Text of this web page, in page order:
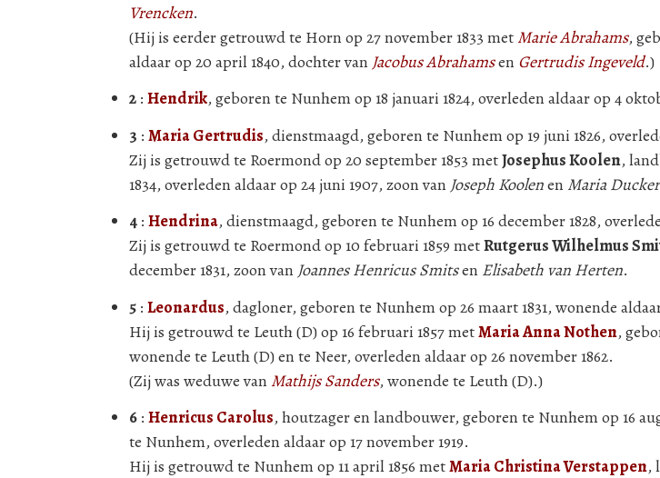
Vrencken.
(Hij is eerder getrouwd te Horn op 27 november 1833 met Marie Abrahams,
aldaar op 20 april 1840, dochter van Jacobus Abrahamsen Gertrudis Ingeveld.)
2 : Hendrik, geboren te Nunhem op 18 januari 1824, overleden aldaar op 4
3 : Maria Gertrudis, dienstmaagd, geboren te Nunhem op 19 juni 1826,
Zij is getrouwd te Roermond op 20 september 1853 metJosephus Koolen,
1834, overleden aldaar op 24 juni 1907, zoon van Joseph Koolenen Maria
4 : Hendrina, dienstmaagd, geboren te Nunhem op 16 december 1828,
Zij is getrouwd te Roermond op 10 februari 1859 metRutgerus Wilhelmus
december 1831, zoon van Joannes Henricus Smitsen Elisabeth van Herten.
5 : Leonardus, dagloner, geboren te Nunhem op 26 maart 1831, wonende
Hij is getrouwd te Leuth (D) op 16 februari 1857 metMaria Anna Nothen,
wonende te Leuth (D) en te Neer, overleden aldaar op 26 november 1862.
(Zij was weduwe van Mathijs Sanders, wonende te Leuth (D).)
6 : Henricus Carolus, houtzager en landbouwer, geboren te Nunhem op 16
te Nunhem, overleden aldaar op 17 november 1919.
Hij is getrouwd te Nunhem op 11 april 1856 metMaria Christina Verstappen,